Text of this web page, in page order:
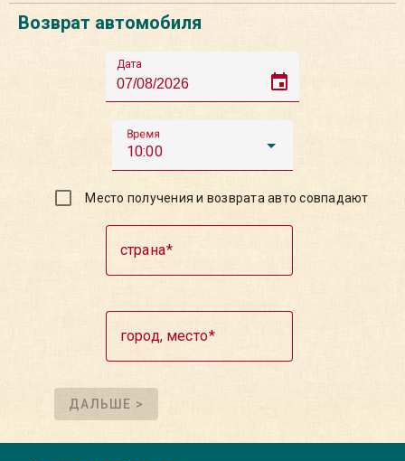
Возврат автомобиля
Дата
event
Время
10:00
Место получения и возврата авто совпадают
страна
город, место
ДАЛЬШЕ >